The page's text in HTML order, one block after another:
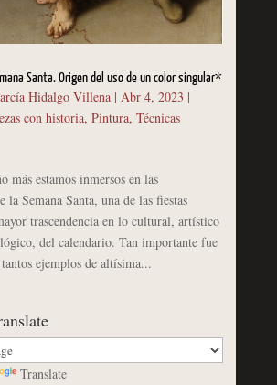
Santa. Origen del uso de un color singular*
Hidalgo Villena| Abr 4, 2023 |
con historia, Pintura, Técnicas
estamos inmersos en las
la Semana Santa, una de las fiestas
trascendencia en lo cultural, artístico
del calendario. Tan importante fue
ejemplos de altísima...
Translate